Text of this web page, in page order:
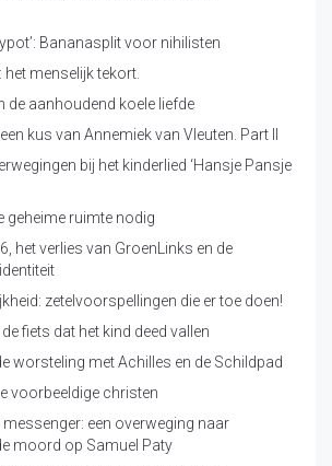
Bananasplit voor nihilisten
menselijk tekort.
de aanhoudend koele liefde
kus van Annemiek van Vleuten. Part II
bij het kinderlied ‘Hansje Pansje
geheime ruimte nodig
het verlies van GroenLinks en de
zetelvoorspellingen die er toe doen!
fiets dat het kind deed vallen
worsteling met Achilles en de Schildpad
voorbeeldige christen
een overweging naar
moord op Samuel Paty